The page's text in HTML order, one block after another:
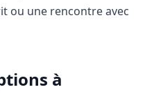
ou une rencontre avec
à